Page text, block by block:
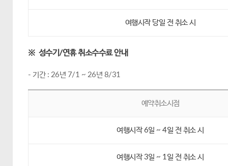
여행시작 당일 전 취소 시
※ 성수기/연휴 취소수수료 안내
- 기간 : 26년 7/1 ~ 26년 8/31
예약취소시점
여행시작 6일 ~ 4일 전 취소 시
여행시작 3일 ~ 1일 전 취소 시